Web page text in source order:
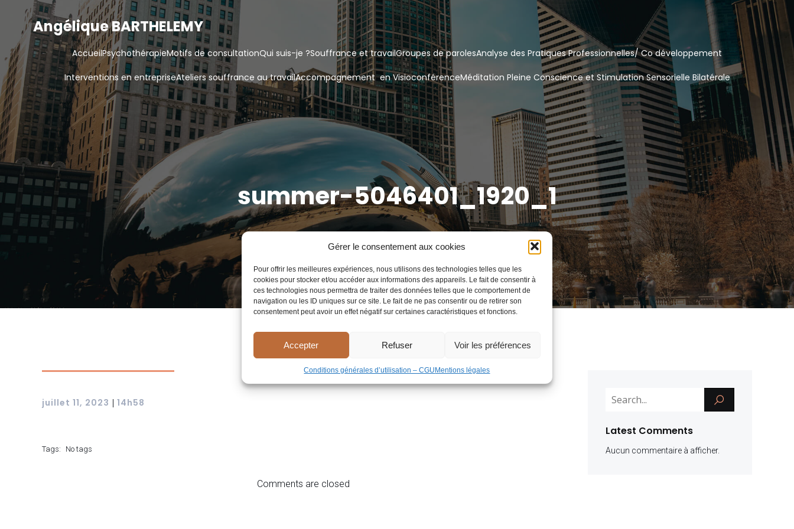
Gérer le consentement aux cookies
Pour offrir les meilleures expériences, nous utilisons des technologies telles que les
cookies pour stocker et/ou accéder aux informations des appareils. Le fait de consentir à
ces technologies nous permettra de traiter des données telles que le comportement de
navigation ou les ID uniques sur ce site. Le fait de ne pas consentir ou de retirer son
consentement peut avoir un effet négatif sur certaines caractéristiques et fonctions.
Accepter Refuser Voir les préférences
Conditions générales d’utilisation – CGU Mentions légales
Angélique BARTHELEMY
AccueilPsychothérapieMotifs de consultationQui suis-je ?Souffrance et travailGroupes de parolesAnalyse des Pratiques Professionnelles/ Co développement
Interventions en entrepriseAteliers souffrance au travailAccompagnement  en VisioconférenceMéditation Pleine Conscience et Stimulation Sensorielle Bilatérale
summer-5046401_1920_1
juillet 11, 2023 | 14h58
Tags: No tags
Comments are closed
Latest Comments
Aucun commentaire à afficher.